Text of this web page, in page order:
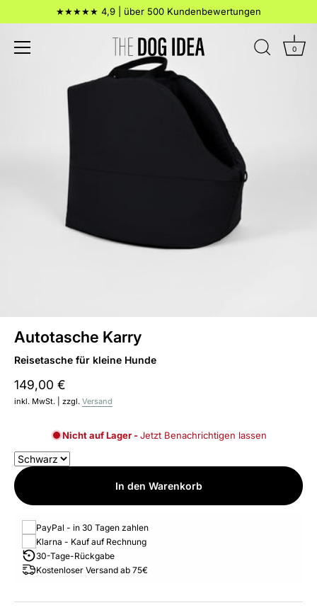
zum
★★★★★ 4,9 | über 500 Kundenbewertungen
0
Autotasche Karry
Reisetasche für kleine Hunde
149,00 €
inkl. MwSt. | zzgl. Versand
Nicht auf Lager -Jetzt Benachrichtigen lassen
In den Warenkorb
PayPal - in 30 Tagen zahlen
Klarna - Kauf auf Rechnung
30-Tage-Rückgabe
Kostenloser Versand ab 75€